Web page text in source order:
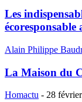
Les
écoresponsable
Alain Philippe
La Maison du
Homactu - 28